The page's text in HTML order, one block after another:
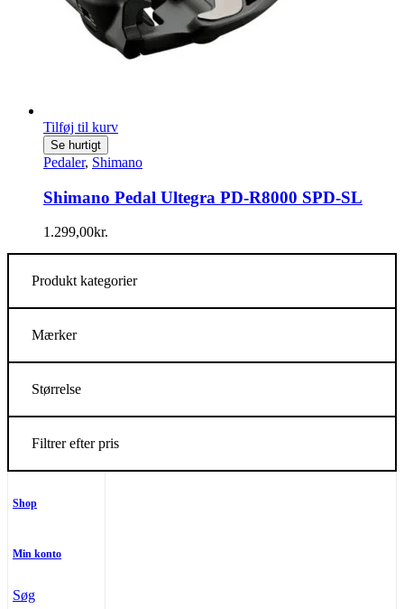
Tilføj til kurv
Se hurtigt
Pedaler, Shimano
Shimano Pedal Ultegra PD-R8000 SPD-SL
1.299,00kr.
Produkt kategorier
Mærker
Størrelse
Filtrer efter pris
Shop
Min konto
Søg